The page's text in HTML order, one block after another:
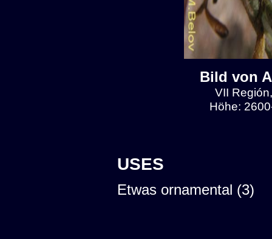
Bild von
VII
Höhe:
USES
Etwas ornamental (3)